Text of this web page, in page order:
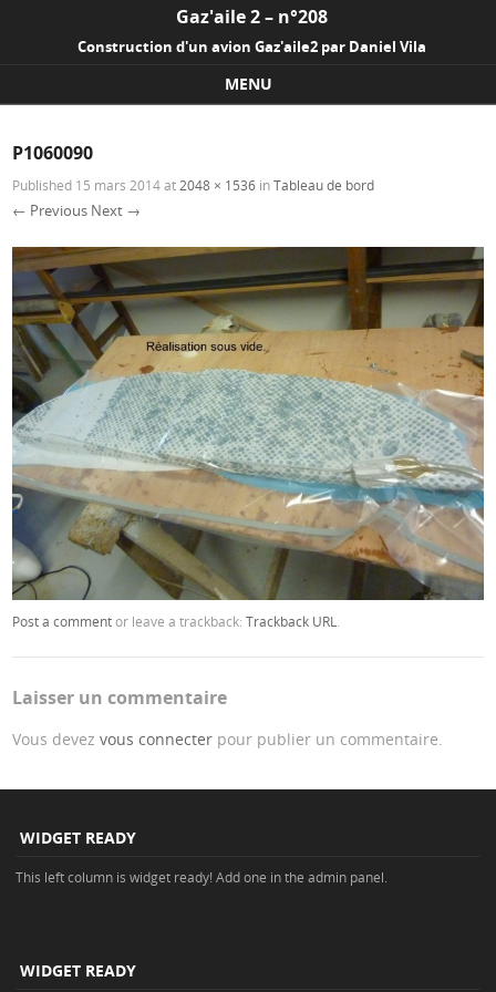
Gaz'aile 2 – n°208
Construction d'un avion Gaz'aile2 par Daniel Vila
MENU
P1060090
Published 15 mars 2014at 2048 × 1536 inTableau de bord
← Previous Next →
Post a commentor leave a trackback:Trackback URL
Laisser un commentaire
Vous devezvous connecter pour publier un commentaire.
WIDGET READY
This left column is widget ready! Add one in the admin panel.
WIDGET READY